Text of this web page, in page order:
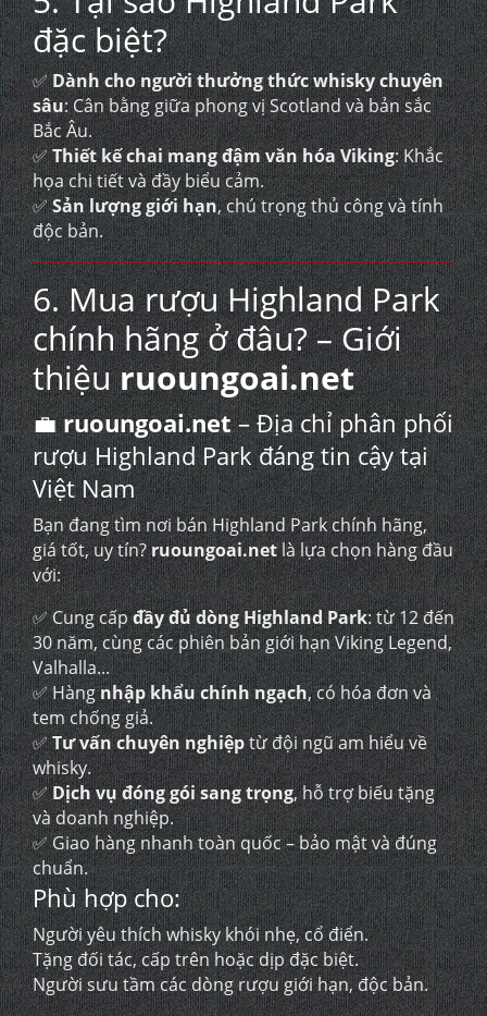
đặc biệt?
✅Dành cho người thưởng thức whisky chuyên
sâu: Cân bằng giữa phong vị Scotland và bản sắc
Bắc Âu.
✅Thiết kế chai mang đậm văn hóa Viking: Khắc
họa chi tiết và đầy biểu cảm.
✅Sản lượng giới hạn, chú trọng thủ công và tính
độc bản.
6. Mua rượu Highland Park
chính hãng ở đâu? – Giới
thiệuruoungoai.net
💼ruoungoai.net– Địa chỉ phân phối
rượu Highland Park đáng tin cậy tại
Việt Nam
Bạn đang tìm nơi bán Highland Park chính hãng,
giá tốt, uy tín?ruoungoai.netlà lựa chọn hàng đầu
với:
✅ Cung cấpđầy đủ dòng Highland Park: từ 12 đến
30 năm, cùng các phiên bản giới hạn Viking Legend,
Valhalla...
✅ Hàngnhập khẩu chính ngạch, có hóa đơn và
tem chống giả.
✅Tư vấn chuyên nghiệptừ đội ngũ am hiểu về
whisky.
✅Dịch vụ đóng gói sang trọng, hỗ trợ biếu tặng
và doanh nghiệp.
✅ Giao hàng nhanh toàn quốc – bảo mật và đúng
chuẩn.
Phù hợp cho:
Người yêu thích whisky khói nhẹ, cổ điển.
Tặng đối tác, cấp trên hoặc dịp đặc biệt.
Người sưu tầm các dòng rượu giới hạn, độc bản.